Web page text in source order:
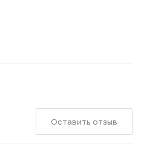
Оставить отзыв